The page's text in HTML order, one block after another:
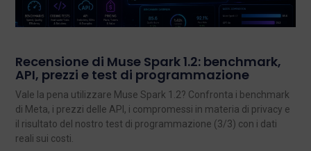
Recensione di Muse Spark 1.2: benchmark,
API, prezzi e test di programmazione
Vale la pena utilizzare Muse Spark 1.2? Confronta i benchmark
di Meta, i prezzi delle API, i compromessi in materia di privacy e
il risultato del nostro test di programmazione (3/3) con i dati
reali sui costi.